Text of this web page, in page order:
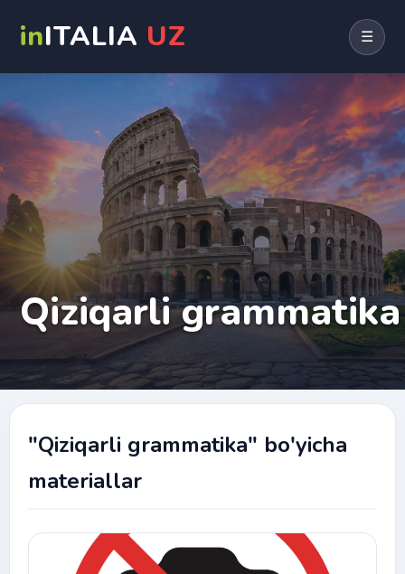
inITALIA UZ ☰
Qiziqarli grammatika
"Qiziqarli grammatika" bo'yicha
materiallar